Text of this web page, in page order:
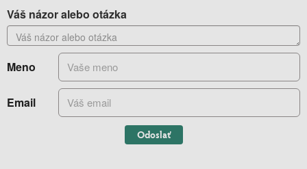
Váš názor alebo otázka
Meno
Email
Odoslať